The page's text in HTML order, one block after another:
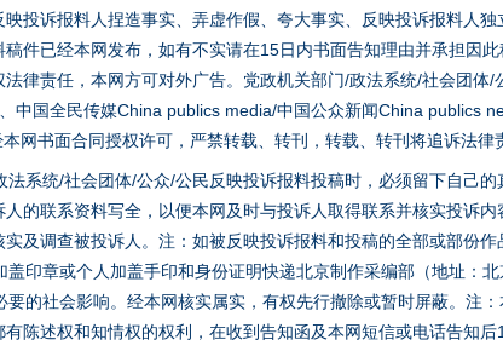
投诉报料人捏造事实、弄虚作假、夸大事实、反映投诉报料人
件已经本网发布，如有不实请在15日内书面告知理由并承担因
律责任，本网方可对外广告。党政机关部门/政法系统/社会团体
中国全民传媒China publics media/中国公众新闻China publics
网书面合同授权许可，严禁转载、转刊，转载、转刊将追诉法律
系统/社会团体/公众/公民反映投诉报料投稿时，必须留下自己
的联系资料写全，以便本网及时与投诉人取得联系并核实投诉
及调查被投诉人。注：如被反映投诉报料和投稿的全部或部份
印章或个人加盖手印和身份证明快递北京制作采编部（地址：
的社会影响。经本网核实属实，有权先行撤除或暂时屏蔽。注
陈述权和知情权的权利，在收到告知函及本网短信或电话告知